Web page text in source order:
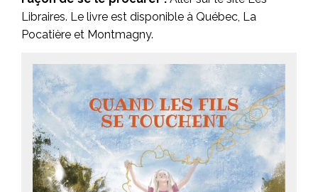
Libraires. Le livre est disponible à Québec, La
Pocatière et Montmagny.